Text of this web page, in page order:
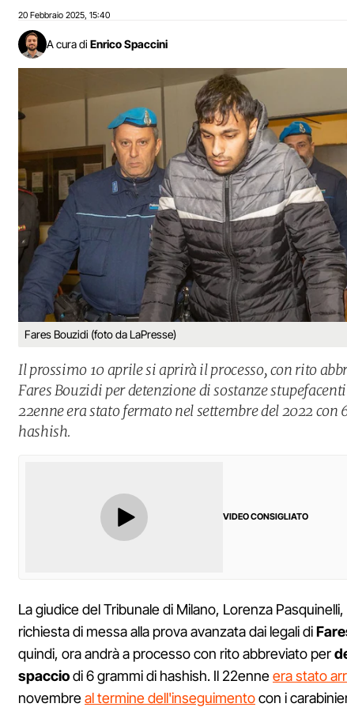
20 Febbraio 2025 15:40
A cura di Enrico Spaccini
Fares Bouzidi (foto da LaPresse)
Il prossimo 10 aprile si aprirà il processo, con rito
Fares Bouzidi per detenzione di sostanze
22enne era stato fermato nel settembre del 2022
hashish.
VIDEO CONSIGLIATO
La giudice del Tribunale di Milano, Lorenza
richiesta di messa alla prova avanzata dai legali di
quindi, ora andrà a processo con rito abbreviato per
spacciodi 6 grammi di hashish. Il 22enneera stato
novembreal termine dell'inseguimentocon i